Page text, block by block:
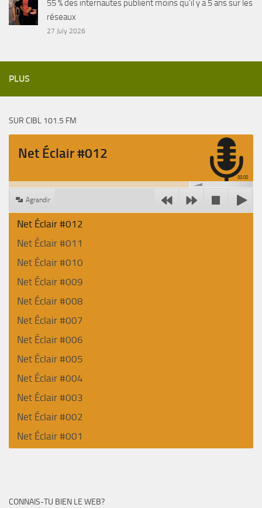
55 % des internautes publient moins qu’il y a 5 ans sur les
réseaux
27 July 2026
PLUS
SUR CIBL 101.5 FM
Net Éclair #012
00:00
Agrandir
Net Éclair #012
Net Éclair #011
Net Éclair #010
Net Éclair #009
Net Éclair #008
Net Éclair #007
Net Éclair #006
Net Éclair #005
Net Éclair #004
Net Éclair #003
Net Éclair #002
Net Éclair #001
CONNAIS-TU BIEN LE WEB?